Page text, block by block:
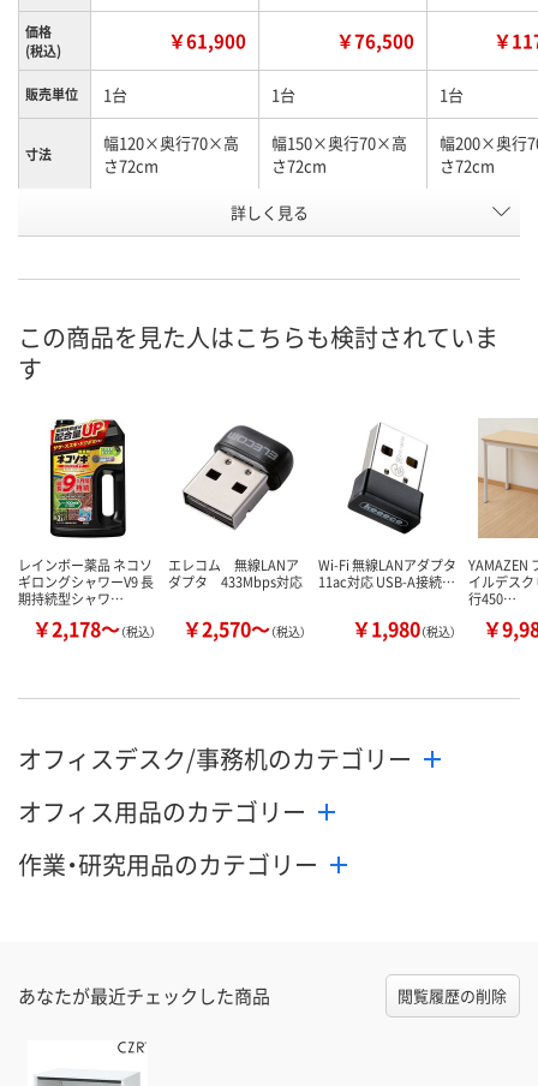
価格
(税込)
￥61,900 ￥76,500 ￥
販売単位 1台 1台 1台
寸法
幅120×奥行70×高
さ72cm
幅150×奥行70×高
さ72cm
幅200×奥行
さ72cm
P406522 P406556
カゴへ カゴへ カ
詳しく見る
この商品を見た人はこちらも検討されていま
す
レインボー薬品 ネコソ
ギロングシャワーV9 長
期持続型シャワ…
￥2,178～（税込）
エレコム 無線LANア
ダプタ 433Mbps対応
￥2,570～（税込）
Wi-Fi 無線LANアダプタ
11ac対応 USB-A接続…
￥1,980（税込）
YAMAZEN
イルデス
行450…
￥
オフィスデスク/事務机のカテゴリー
オフィス用品のカテゴリー
作業・研究用品のカテゴリー
あなたが最近チェックした商品 閲覧履歴の削除